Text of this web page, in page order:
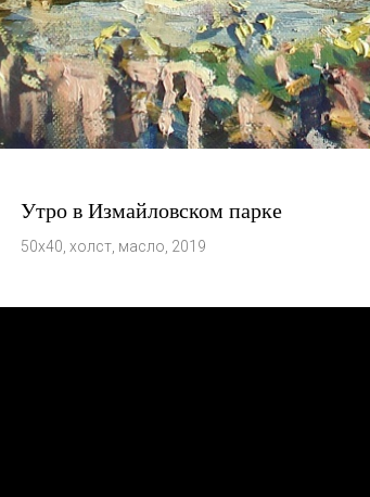
Утро в Измайловском парке
50х40, холст, масло, 2019